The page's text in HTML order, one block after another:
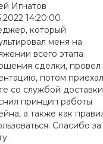
Игнатов
14:20:00
который
меня на
всего этапа
сделки, провел
потом приехал
со службой
принцип работы
а также как
Спасибо за